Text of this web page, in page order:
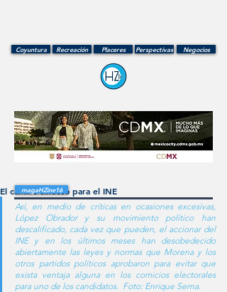
Coyuntura Recreación Placeres Negocios
Perspectivas
El camino sinuoso para el INE
Así, en medio de críticas en ocasiones excesivas,
López Obrador y su movimiento político han
descalificado, cada vez que pueden, el accionar del
INE y en los últimos meses han desobedecido
abiertamente las leyes y normas que Morena y los
otros partidos políticos aprobaron para evitar que
exista ventaja alguna en los comicios electorales
para uno de los candidatos.  Foto: Enrique Serna.
magaHZine16